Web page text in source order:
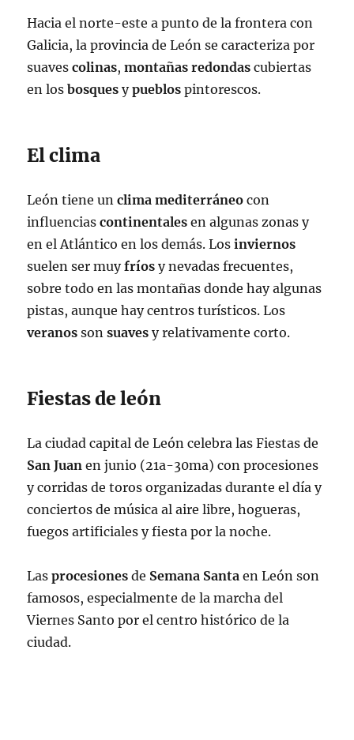
Hacia el norte-este a punto de la frontera con
Galicia, la provincia de León se caracteriza por
suavescolinas,montañas redondas cubiertas
en losbosques ypueblos pintorescos.
El clima
León tiene unclima mediterráneo con
influenciascontinentales en algunas zonas y
en el Atlántico en los demás. Losinviernos
suelen ser muyfríos y nevadas frecuentes,
sobre todo en las montañas donde hay algunas
pistas, aunque hay centros turísticos. Los
veranos sonsuaves y relativamente corto.
Fiestas de león
La ciudad capital de León celebra las Fiestas de
San Juan en junio (21a-30ma) con procesiones
y corridas de toros organizadas durante el día y
conciertos de música al aire libre, hogueras,
fuegos artificiales y fiesta por la noche.
Lasprocesiones de Semana Santa en León son
famosos, especialmente de la marcha del
Viernes Santo por el centro histórico de la
ciudad.